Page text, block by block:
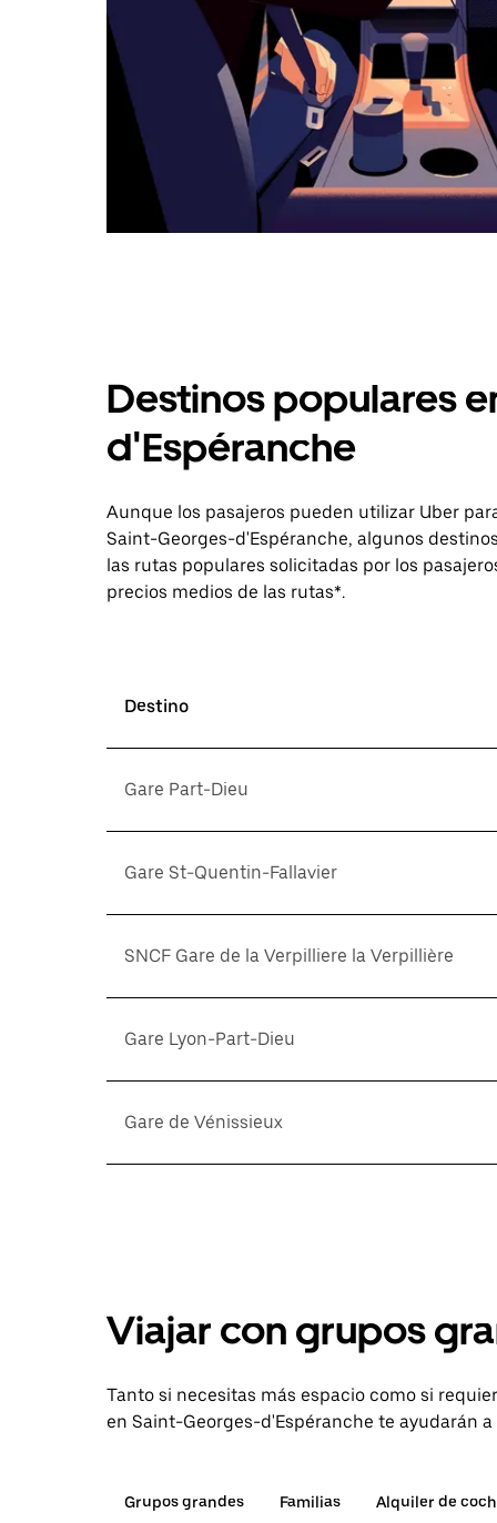
Destinos populares
d'Espéranche
Aunque los pasajeros pueden utilizar Uber
Saint-Georges-d'Espéranche, algunos
las rutas populares solicitadas por los
precios medios de las rutas*.
Destino
Gare Part-Dieu
Gare St-Quentin-Fallavier
SNCF Gare de la Verpilliere la Verpillière
Gare Lyon-Part-Dieu
Gare de Vénissieux
Viajar con grupos
Tanto si necesitas más espacio como si
en Saint-Georges-d'Espéranche te ayudarán
Grupos grandes Familias Alquiler de